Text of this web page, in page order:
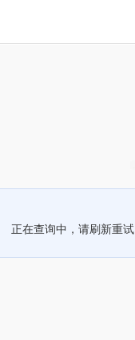
正在查询中，请刷新重试